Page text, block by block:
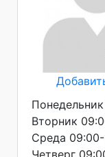
Вторник
Среда 09:00-